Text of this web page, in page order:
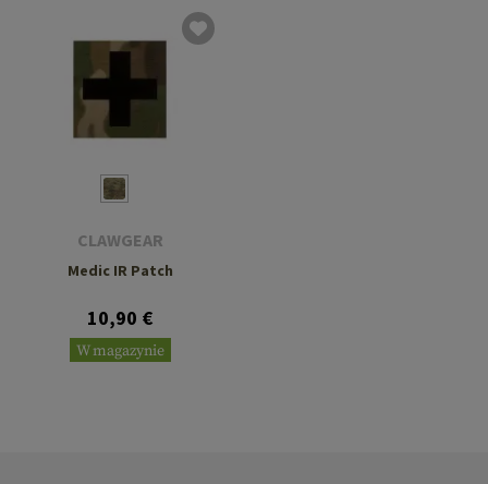
CLAWGEAR
Medic IR Patch
10,90 €
W magazynie